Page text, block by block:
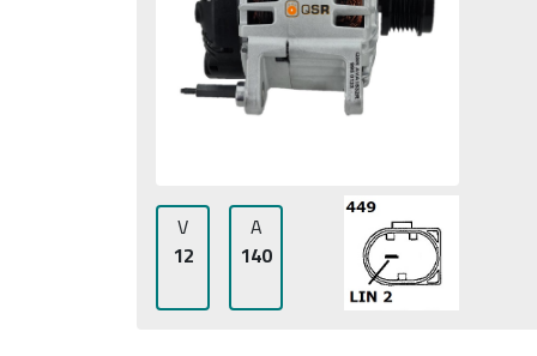
V
12
A
140